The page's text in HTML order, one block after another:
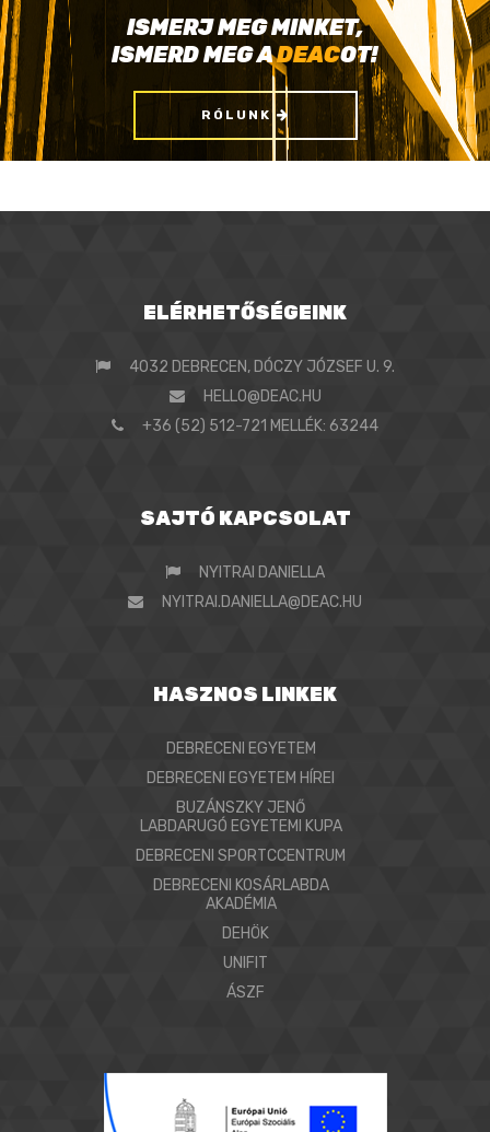
ISMERJ MEG MINKET,
ISMERD MEG ADEACOT!
RÓLUNK
ELÉRHETŐSÉGEINK
4032 DEBRECEN, DÓCZY JÓZSEF U. 9.
HELLO@DEAC.HU
+36 (52) 512-721 MELLÉK: 63244
SAJTÓ KAPCSOLAT
NYITRAI DANIELLA
NYITRAI.DANIELLA@DEAC.HU
HASZNOS LINKEK
DEBRECENI EGYETEM
DEBRECENI EGYETEM HÍREI
BUZÁNSZKY JENŐ
LABDARUGÓ EGYETEMI KUPA
DEBRECENI SPORTCCENTRUM
DEBRECENI KOSÁRLABDA
AKADÉMIA
DEHÖK
UNIFIT
ÁSZF